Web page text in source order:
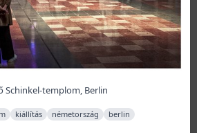
templom, Berlin
kiállítás németország berlin